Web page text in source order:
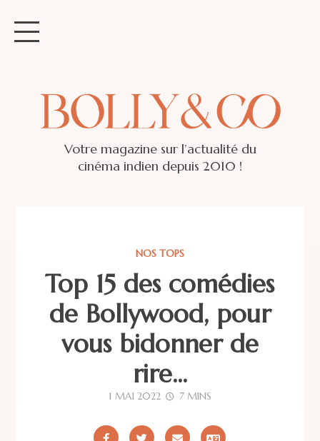
Votre magazine sur l’actualité du
cinéma indien depuis 2010 !
NOS TOPS
Top 15 des comédies
de Bollywood, pour
vous bidonner de
rire...
1 MAI 2022 7 MINS